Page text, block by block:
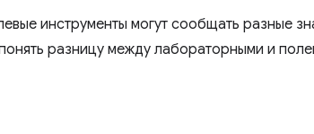
инструменты могут сообщать разные
разницу между лабораторными и